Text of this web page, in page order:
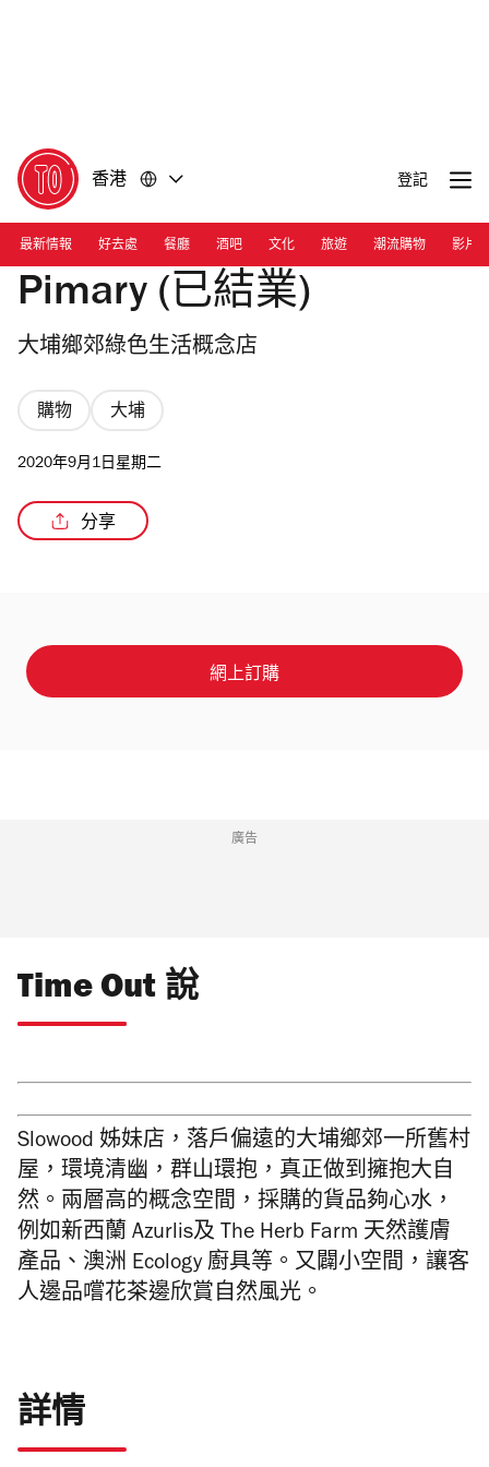
香港 登記
最新情報 好去處 餐廳 酒吧 文化 旅遊 潮流購物 影片
Pimary (已結業)
大埔鄉郊綠色生活概念店
購物 大埔
2020年9月1日星期二
分享
網上訂購
廣告
Time Out 說
Slowood 姊妹店，落戶偏遠的大埔鄉郊一所舊村
屋，環境清幽，群山環抱，真正做到擁抱大自
然。兩層高的概念空間，採購的貨品夠心水，
例如新西蘭 Azurlis及 The Herb Farm 天然護膚
產品、澳洲 Ecology 廚具等。又闢小空間，讓客
人邊品嚐花茶邊欣賞自然風光。
詳情